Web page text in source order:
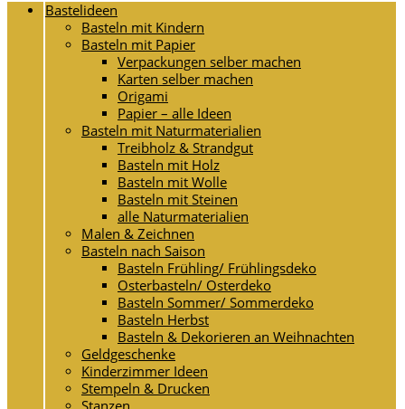
Bastelideen
Basteln mit Kindern
Basteln mit Papier
Verpackungen selber machen
Karten selber machen
Origami
Papier – alle Ideen
Basteln mit Naturmaterialien
Treibholz & Strandgut
Basteln mit Holz
Basteln mit Wolle
Basteln mit Steinen
alle Naturmaterialien
Malen & Zeichnen
Basteln nach Saison
Basteln Frühling/ Frühlingsdeko
Osterbasteln/ Osterdeko
Basteln Sommer/ Sommerdeko
Basteln Herbst
Basteln & Dekorieren an Weihnachten
Geldgeschenke
Kinderzimmer Ideen
Stempeln & Drucken
Stanzen